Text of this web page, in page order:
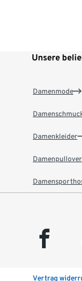
Unsere
Damenmode
Damenkleider
Damenpullover
facebook
Vertrag